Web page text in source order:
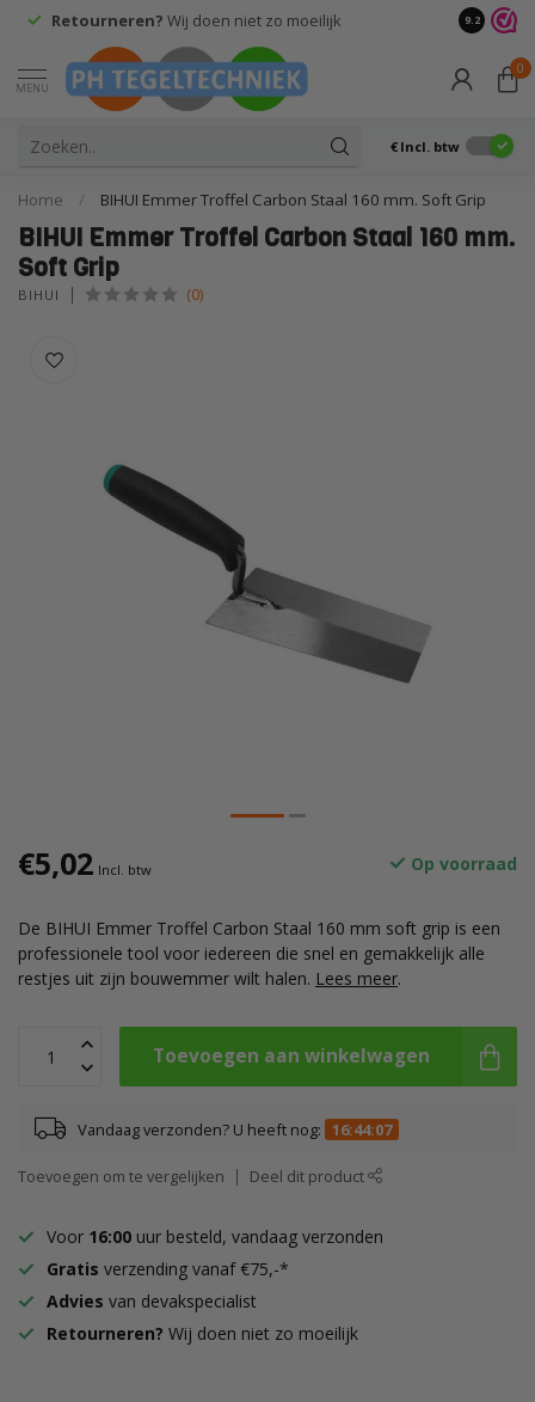
vandaag verzonden Gratisverzending vanaf €75,-*
9.2
MENU
0
€ Incl. btw
Home / BIHUI Emmer Troffel Carbon Staal 160 mm. Soft Grip
BIHUI Emmer Troffel Carbon Staal 160 mm.
Soft Grip
BIHUI (0)
€5,02 Incl. btw Op voorraad
De BIHUI Emmer Troffel Carbon Staal 160 mm soft grip is een
professionele tool voor iedereen die snel en gemakkelijk alle
restjes uit zijn bouwemmer wilt halen. Lees meer.
Toevoegen aan winkelwagen
Vandaag verzonden? U heeft nog: 16:44:06
Toevoegen om te vergelijken Deel dit product
Voor 16:00 uur besteld, vandaag verzonden
Gratis verzending vanaf €75,-*
Advies van devakspecialist
Retourneren? Wij doen niet zo moeilijk